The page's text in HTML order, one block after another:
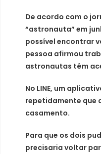
De acordo com o
“astronauta” em
possível encontrar
pessoa afirmou
astronautas têm
No LINE, um
repetidamente que
casamento.
Para que os dois
precisaria voltar